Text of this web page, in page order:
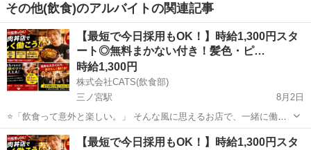
その他(飲食)のアルバイトの関連記事
【最短で今日採用もOK！】時給1,300円スタ
ート◎無料まかない付き！髪色・ピ…
時給1,300円
株式会社CATS(飲食部)
三ノ宮駅
8月2日
⭐「飲食って意外と楽しい。」 そんな風に思えるお店で、一緒に働き
ませんか？ 「飲食は初めてだから不安…」 そんな方でも大丈夫。 最
初は洗い物や盛り付けなど、 本当に簡単なお仕事からスタートしま
兵庫 洲本市 三ノ宮駅 キッチン スタッフ
【最短で今日採用もOK！】時給1,300円スタ